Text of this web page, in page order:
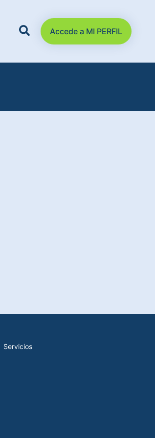
Accede a MI PERFIL
Servicios